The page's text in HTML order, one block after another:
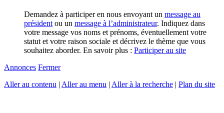
Demandez à participer en nous envoyant un message au
président ou un message à l’administrateur. Indiquez dans
votre message vos noms et prénoms, éventuellement votre
statut et votre raison sociale et décrivez le thème que vous
souhaitez aborder. En savoir plus : Participer au site
Annonces Fermer
Aller au contenu | Aller au menu | Aller à la recherche | Plan du site